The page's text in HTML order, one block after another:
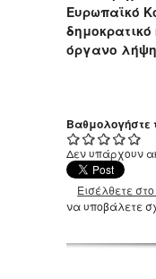
Ευρωπαϊκό
δημοκρατικό
όργανο
Βαθμολογήστε
Δεν υπάρχουν
Εισέλθετε
να υποβάλετε